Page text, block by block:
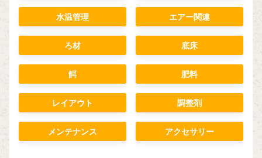
水温管理 エアー関連
ろ材 底床
餌 肥料
レイアウト 調整剤
メンテナンス アクセサリー